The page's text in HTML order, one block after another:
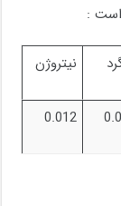
است :
نیتروژن
0.012